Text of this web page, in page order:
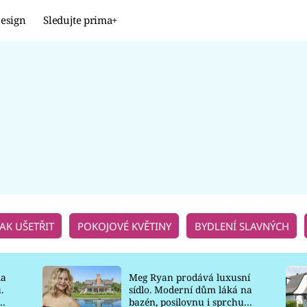
Sledujte prima+
UŠETŘIT POKOJOVÉ KVĚTINY BYDLENÍ SLAVNÝCH
Meg Ryan prodává luxusní
sídlo. Moderní dům láká na
bazén, posilovnu i sprchu